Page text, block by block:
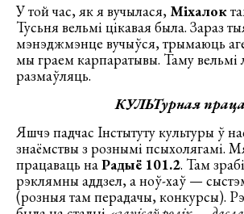
У той час, як я вучылася, Міхалок
Тусьня вельмі цікавая была. Зараз
мэнэджмэнце вучыўся, трымаюць
мы граем карпаратывы. Таму вельмі
размаўляць.
КУЛЬТурная праца
Яшчэ падчас Інстытуту культуры ў
знаёмствы з рознымі псыхолягамі.
працаваць наРадыё 101.2. Там
рэклямны аддзел, а ноў-хаў —
(розныя там перадачы, конкурсы).